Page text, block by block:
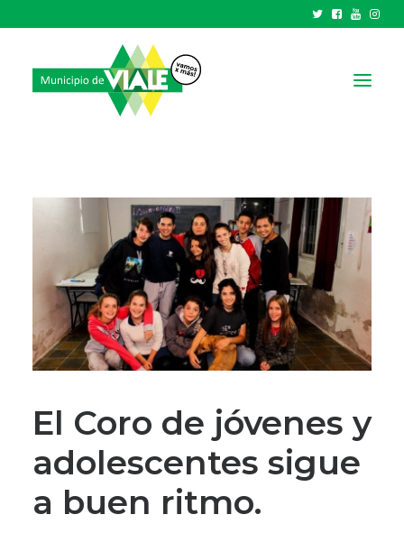
GOBIERNO
TRÁMITES Y SERVICIOS
CIUDAD
PARQUE INDUSTRIAL
RECAUDACIONES
El Coro de jóvenes y
adolescentes sigue
a buen ritmo.